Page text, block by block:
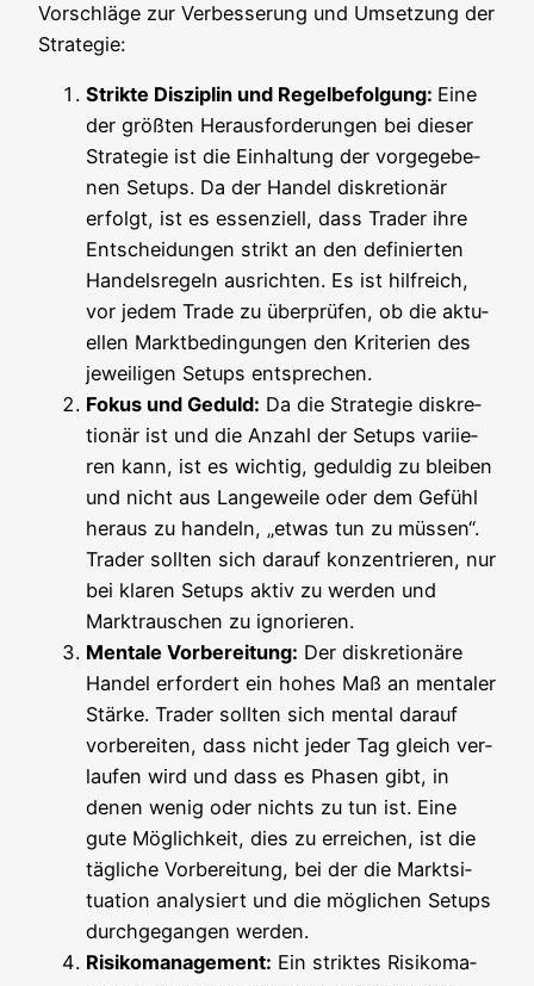
Vor­schlä­ge zur Ver­bes­se­rung und Umset­zung der
Strategie:
Strik­te Dis­zi­plin und Regel­be­fol­gung: Eine
der größ­ten Her­aus­for­de­run­gen bei die­ser
Stra­te­gie ist die Ein­hal­tung der vor­ge­ge­be­
nen Set­ups. Da der Han­del dis­kre­tio­när
erfolgt, ist es essen­zi­ell, dass Trader ihre
Ent­schei­dun­gen strikt an den defi­nier­ten
Han­dels­re­geln aus­rich­ten. Es ist hilf­reich,
vor jedem Trade zu über­prü­fen, ob die aktu­
el­len Markt­be­din­gun­gen den Kri­te­ri­en des
jewei­li­gen Set­ups entsprechen.
Fokus und Geduld: Da die Stra­te­gie dis­kre­
tio­när ist und die Anzahl der Set­ups vari­ie­
ren kann, ist es wich­tig, gedul­dig zu blei­ben
und nicht aus Lan­ge­wei­le oder dem Gefühl
her­aus zu han­deln, „etwas tun zu müs­sen“.
Trader soll­ten sich dar­auf kon­zen­trie­ren, nur
bei kla­ren Set­ups aktiv zu wer­den und
Markt­rau­schen zu ignorieren.
Men­ta­le Vor­be­rei­tung: Der dis­kre­tio­nä­re
Han­del erfor­dert ein hohes Maß an men­ta­ler
Stär­ke. Trader soll­ten sich men­tal dar­auf
vor­be­rei­ten, dass nicht jeder Tag gleich ver­
lau­fen wird und dass es Pha­sen gibt, in
denen wenig oder nichts zu tun ist. Eine
gute Mög­lich­keit, dies zu errei­chen, ist die
täg­li­che Vor­be­rei­tung, bei der die Markt­si­
tua­ti­on ana­ly­siert und die mög­li­chen Set­ups
durch­ge­gan­gen werden.
Risi­ko­ma­nage­ment: Ein strik­tes Risi­ko­ma­